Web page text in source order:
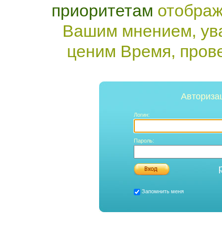
приоритетам
Вашим мнением,
ценим Время,
Логин:
Пароль:
Запомнить меня